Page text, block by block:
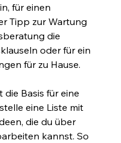
für einen
Tipp zur Wartung
die
oder für ein
für zu Hause.
Basis für eine
eine Liste mit
die du über
kannst. So